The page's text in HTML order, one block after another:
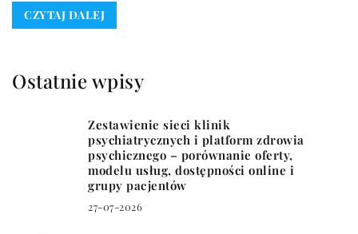
CZYTAJ DALEJ
Ostatnie wpisy
Zestawienie sieci klinik
psychiatrycznych i platform zdrowia
psychicznego – porównanie oferty,
modelu usług, dostępności online i
grupy pacjentów
27-07-2026